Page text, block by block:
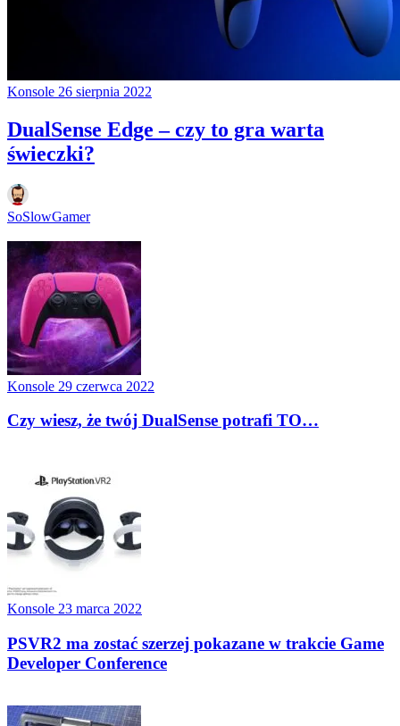
Konsole 26 sierpnia 2022
DualSense Edge – czy to gra warta
świeczki?
SoSlowGamer
Konsole 29 czerwca 2022
Czy wiesz, że twój DualSense potrafi TO…
Konsole 23 marca 2022
PSVR2 ma zostać szerzej pokazane w trakcie Game
Developer Conference